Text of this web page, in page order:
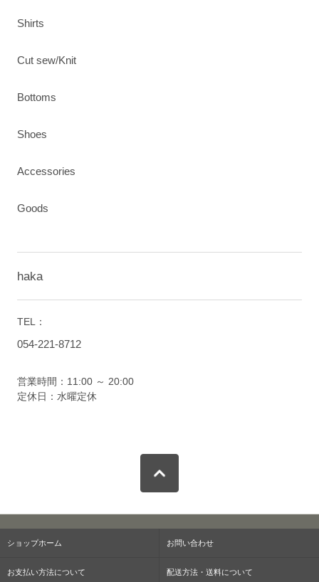
Shirts
Cut sew/Knit
Bottoms
Shoes
Accessories
Goods
haka
TEL：
054-221-8712
営業時間：11:00 ～ 20:00
定休日：水曜定休
ショップホーム お問い合わせ
お支払い方法について 配送方法・送料について